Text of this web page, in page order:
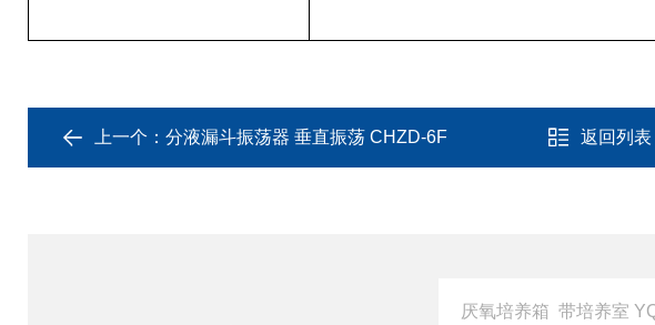
上一个： 分液漏斗振荡器 垂直振荡 CHZD-6F 返回列表